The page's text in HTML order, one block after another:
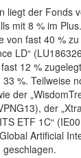
liegt der Fonds
mit 8 % im
von fast 40 %
LD“
12 %
%. Teilweise
der
der
ETF 1C“
Artificial